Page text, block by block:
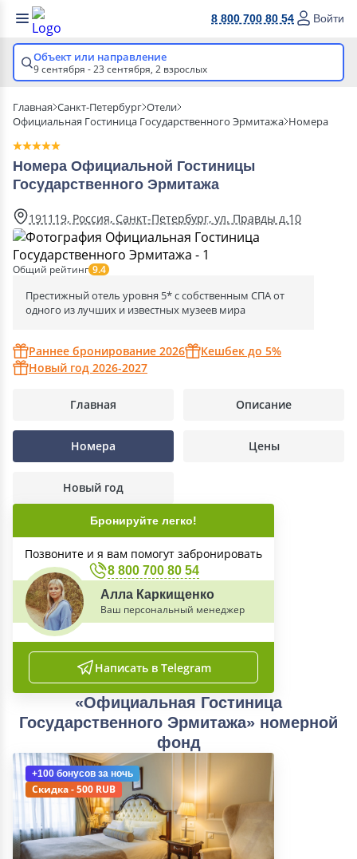
8 800 700 80 54 Войти
Объект или направление
9 сентября - 23 сентября, 2 взрослых
Главная Санкт-Петербург Отели
Официальная Гостиница Государственного Эрмитажа Номера
Номера Официальной Гостиницы
Государственного Эрмитажа
191119, Россия, Санкт-Петербург, ул. Правды д.10
Общий рейтинг 9.4
Престижный отель уровня 5* с собственным СПА от
одного из лучших и известных музеев мира
Раннее бронирование 2026
Кешбек до 5%
Новый год 2026-2027
Главная Описание
Номера Цены
Новый год
Бронируйте легко!
Позвоните и я вам помогут забронировать
8 800 700 80 54
Алла Каркищенко
Ваш персональный менеджер
Написать в Telegram
«Официальная Гостиница
Государственного Эрмитажа» номерной
фонд
+100 бонусов за ночь
Скидка - 500 RUB